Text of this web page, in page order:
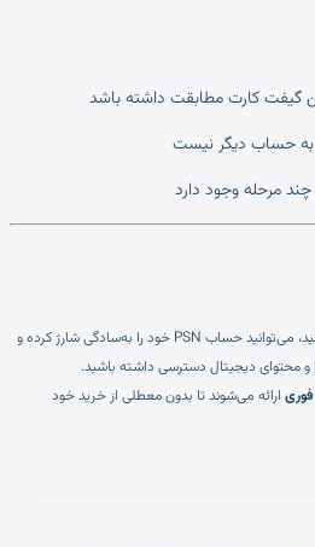
به حساب دیگر نیست
مرحله وجود دارد
با خرید گیفت کارت پلی‌استیشن از مک نید، می‌توانید حساب PSN خود را به‌سادگی شارژ کرده و
و محتوای دیجیتال دسترسی داشته باشید.
ارائه می‌شوند تا بدون معطلی از خرید خود